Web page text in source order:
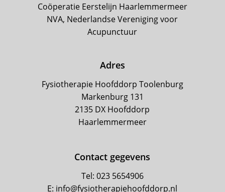
Coöperatie Eerstelijn Haarlemmermeer
NVA, Nederlandse Vereniging voor
Acupunctuur
Adres
Fysiotherapie Hoofddorp Toolenburg
Markenburg 131
2135 DX Hoofddorp
Haarlemmermeer
Contact gegevens
Tel: 023 5654906
E: info@fysiotherapiehoofddorp.nl